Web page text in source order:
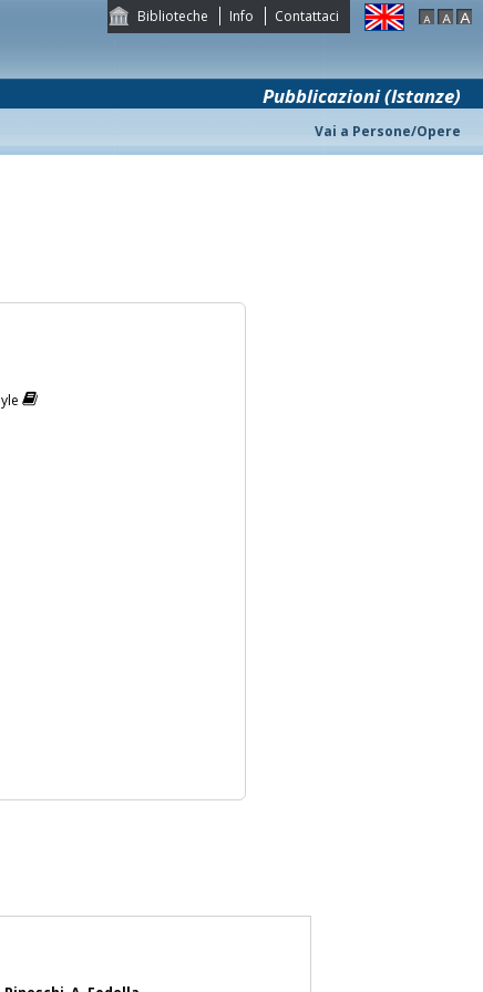
Biblioteche Info Contattaci
Pubblicazioni (Istanze)
Vai a Persone/Opere